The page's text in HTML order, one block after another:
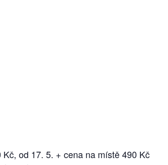
od 17. 5. + cena na místě 490 Kč